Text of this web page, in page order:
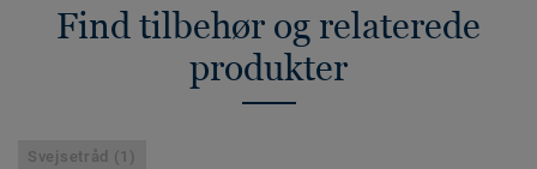
Find tilbehør og relaterede
produkter
Svejsetråd (1)